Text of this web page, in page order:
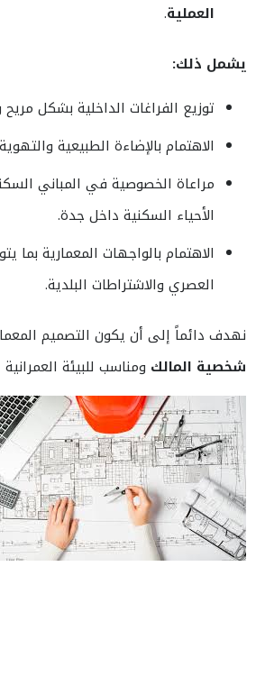
العملية.
يشمل ذلك:
توزيع الفراغات الداخلية بشكل
الاهتمام بالإضاءة الطبيعية
مراعاة الخصوصية في المباني
الأحياء السكنية داخل جدة.
الاهتمام بالواجهات المعمارية بما
العصري والاشتراطات البلدية.
نهدف دائماً إلى أن يكون التصميم
شخصية المالك ومناسب للبيئة